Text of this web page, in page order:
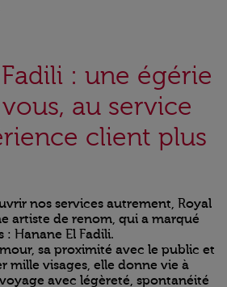
: une égérie
au service
client plus
nos services autrement, Royal
artiste de renom, qui a marqué
Hanane El Fadili.
sa proximité avec le public et
mille visages, elle donne vie à
avec légèreté, spontanéité